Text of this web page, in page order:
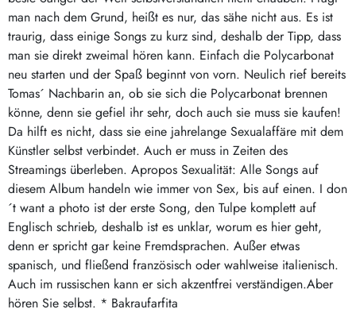
man nach dem Grund, heißt es nur, das sähe nicht aus. Es ist
traurig, dass einige Songs zu kurz sind, deshalb der Tipp, dass
man sie direkt zweimal hören kann. Einfach die Polycarbonat
neu starten und der Spaß beginnt von vorn. Neulich rief bereits
Tomas´ Nachbarin an, ob sie sich die Polycarbonat brennen
könne, denn sie gefiel ihr sehr, doch auch sie muss sie kaufen!
Da hilft es nicht, dass sie eine jahrelange Sexualaffäre mit dem
Künstler selbst verbindet. Auch er muss in Zeiten des
Streamings überleben. Apropos Sexualität: Alle Songs auf
diesem Album handeln wie immer von Sex, bis auf einen. I don
´t want a photo ist der erste Song, den Tulpe komplett auf
Englisch schrieb, deshalb ist es unklar, worum es hier geht,
denn er spricht gar keine Fremdsprachen. Außer etwas
spanisch, und fließend französisch oder wahlweise italienisch.
Auch im russischen kann er sich akzentfrei verständigen.Aber
hören Sie selbst. * Bakraufarfita